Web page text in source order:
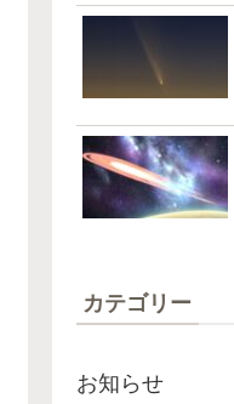
カテゴリー
お知らせ